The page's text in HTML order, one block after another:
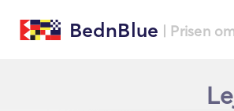
BednBlue | Prisen